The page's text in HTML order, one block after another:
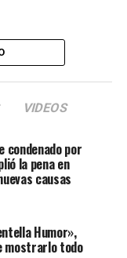
compartió lo
el
VIDEOS
condenado por
la pena en
causas
Humor»,
mostrarlo todo